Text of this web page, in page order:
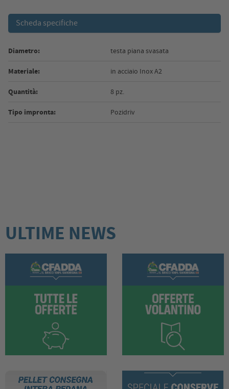
Scheda specifiche
Diametro: testa piana svasata
Materiale: in acciaio Inox A2
Quantità: 8 pz.
Tipo impronta: Pozidriv
ULTIME NEWS